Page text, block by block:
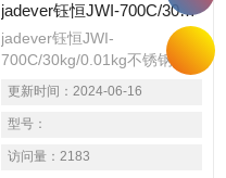
jadever钰恒JWI-700C/30kg/0.01kg不锈钢台面电子秤
jadever钰恒JWI-
700C/30kg/0.01kg不锈钢台
面电子秤 精度达1/15000，内
部可调1/30000。 适用1个荷
重元装置的电子秤。 具有单
点校正及三点校正之功能，确
保精准度。 自动平均单重功
更新时间： 2024-06-16
型号：
访问量： 2183